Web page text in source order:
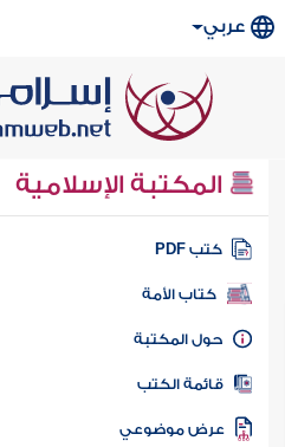
عربي
المكتبة الإسلامية
كتب PDF
كتاب الأمة
المكتبة
الكتب